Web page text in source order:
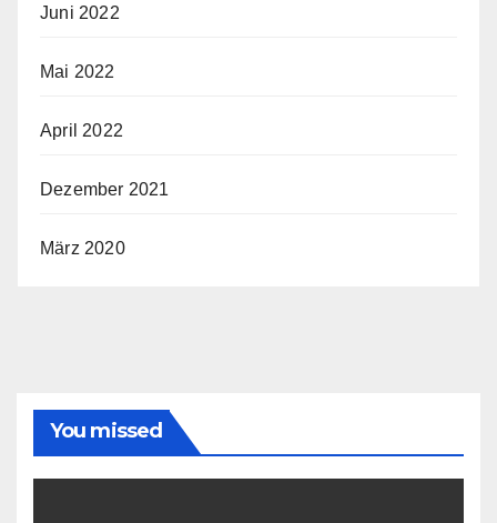
Juni 2022
Mai 2022
April 2022
Dezember 2021
März 2020
You missed